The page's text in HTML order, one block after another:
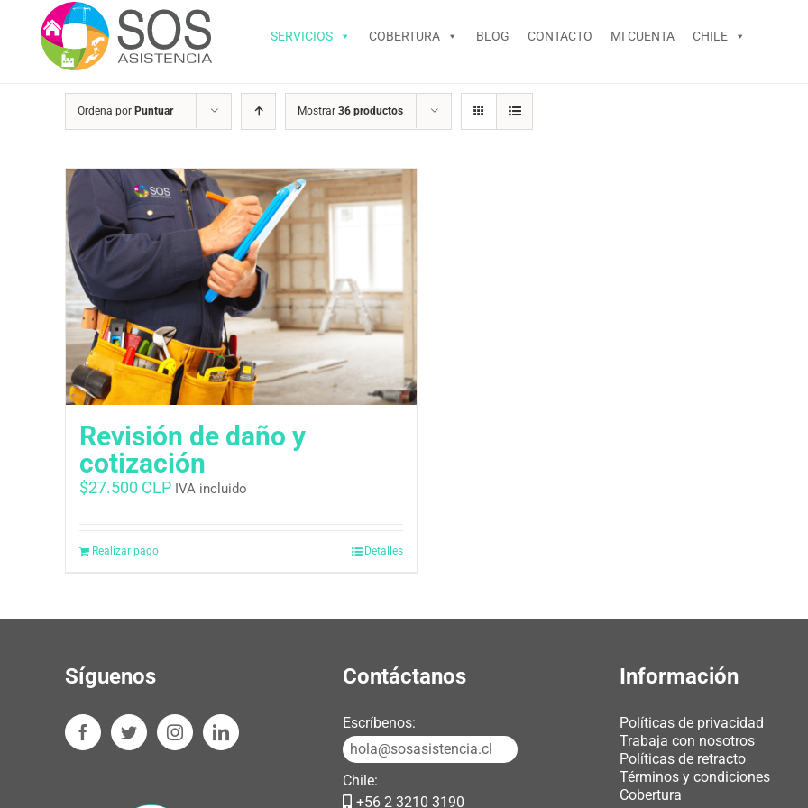
contenido
SERVICIOS COBERTURA BLOG CONTACTO MI CUENTA CHILE
Ordena por Puntuar Mostrar 36 productos
Revisión de daño y
cotización
$27.500 CLP IVA incluido
Realizar pago Detalles
Síguenos Contáctanos
Escríbenos:
hola@sosasistencia.cl
Chile:
+56 2 3210 3190
Información
Políticas de privacidad
Trabaja con nosotros
Políticas de retracto
Términos y condiciones
Cobertura